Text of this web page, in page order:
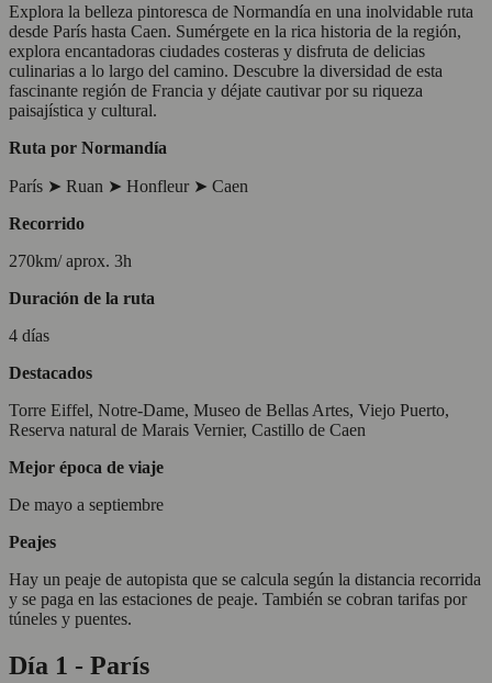
Explora la belleza pintoresca de Normandía en una inolvidable ruta
desde París hasta Caen. Sumérgete en la rica historia de la región,
explora encantadoras ciudades costeras y disfruta de delicias
culinarias a lo largo del camino. Descubre la diversidad de esta
fascinante región de Francia y déjate cautivar por su riqueza
paisajística y cultural.
Ruta por Normandía
París ➤ Ruan ➤ Honfleur ➤ Caen
Recorrido
270km/ aprox. 3h
Duración de la ruta
4 días
Destacados
Torre Eiffel, Notre-Dame, Museo de Bellas Artes, Viejo Puerto,
Reserva natural de Marais Vernier, Castillo de Caen
Mejor época de viaje
De mayo a septiembre
Peajes
Hay un peaje de autopista que se calcula según la distancia recorrida
y se paga en las estaciones de peaje. También se cobran tarifas por
túneles y puentes.
Día 1 - París